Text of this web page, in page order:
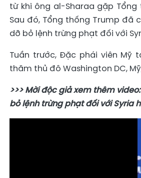
từ khi ông al-Sharaa gặp
Sau đó, Tổng thống Trump đã
dỡ bỏ lệnh trừng phạt đối với
Tuần trước, Đặc phái viên Mỹ
thăm thủ đô Washington DC,
>>> Mời độc giả xem thêm
bỏ lệnh trừng phạt đối với Syria